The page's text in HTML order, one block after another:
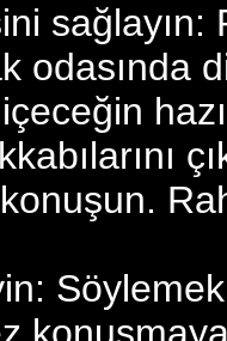
sağlayın:
odasında